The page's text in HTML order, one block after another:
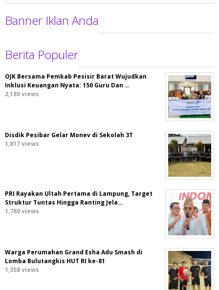
Banner Iklan Anda
Berita Populer
OJK Bersama Pemkab Pesisir Barat Wujudkan
Inklusi Keuangan Nyata: 150 Guru Dan …
2,180 views
Disdik Pesibar Gelar Monev di Sekolah 3T
1,817 views
PRI Rayakan Ultah Pertama di Lampung, Target
Struktur Tuntas Hingga Ranting Jela…
1,780 views
Warga Perumahan Grand Esha Adu Smash di
Lomba Bulutangkis HUT RI ke-81
1,358 views